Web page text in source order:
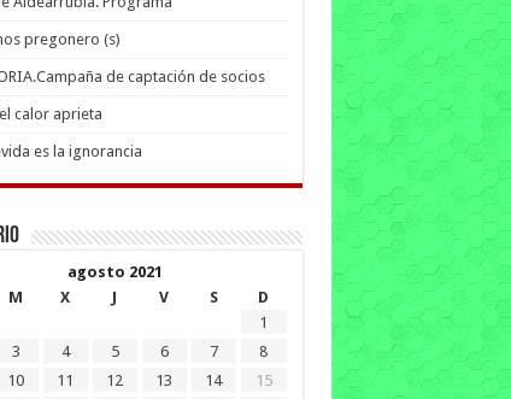
pregonero (s)
de captación de socios
calor aprieta
es la ignorancia
agosto 2021
M X J V S
D
1
3 4 5 6 7
8
10 11 12 13 14
15